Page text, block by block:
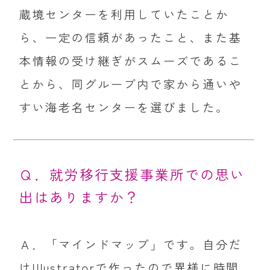
蔵境センターを利用していたことか
ら、一定の信頼があったこと、また基
本情報の受け継ぎがスムーズであるこ
とから、同グループ内で家から通いや
すい海老名センターを選びました。
Ｑ．就労移行支援事業所での思い
出はありますか？
Ａ．「マインドマップ」です。自分だ